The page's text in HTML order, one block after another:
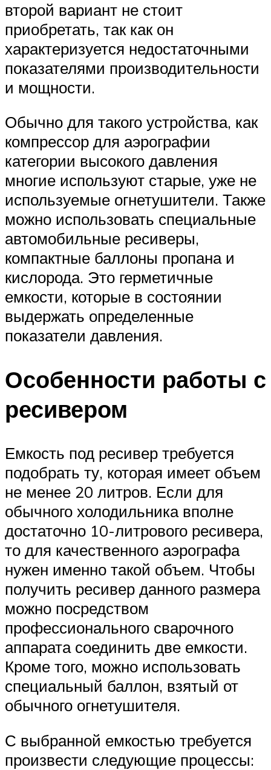
второй вариант не стоит
приобретать, так как он
характеризуется недостаточными
показателями производительности
и мощности.
Обычно для такого устройства, как
компрессор для аэрографии
категории высокого давления
многие используют старые, уже не
используемые огнетушители. Также
можно использовать специальные
автомобильные ресиверы,
компактные баллоны пропана и
кислорода. Это герметичные
емкости, которые в состоянии
выдержать определенные
показатели давления.
Особенности работы с
ресивером
Емкость под ресивер требуется
подобрать ту, которая имеет объем
не менее 20 литров. Если для
обычного холодильника вполне
достаточно 10-литрового ресивера,
то для качественного аэрографа
нужен именно такой объем. Чтобы
получить ресивер данного размера
можно посредством
профессионального сварочного
аппарата соединить две емкости.
Кроме того, можно использовать
специальный баллон, взятый от
обычного огнетушителя.
С выбранной емкостью требуется
произвести следующие процессы: